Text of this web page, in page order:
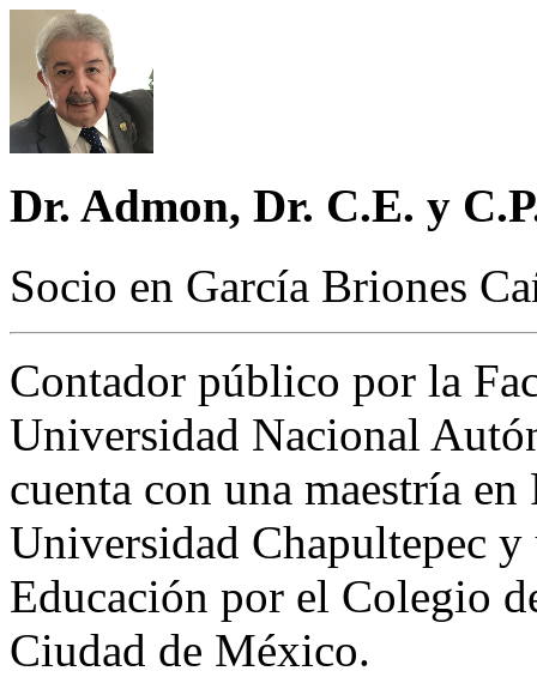
Dr. Admon, Dr. C.E. y
Socio en García Briones
Contador público por la
Universidad Nacional
cuenta con una maestría
Universidad Chapultepec
Educación por el Colegio
Ciudad de México.